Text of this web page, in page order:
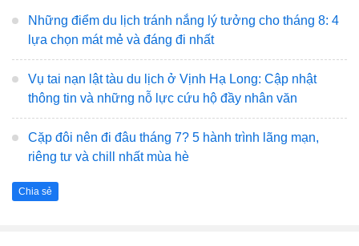
Những điểm du lịch tránh nắng lý tưởng cho tháng 8: 4
lựa chọn mát mẻ và đáng đi nhất
Vụ tai nạn lật tàu du lịch ở Vịnh Hạ Long: Cập nhật
thông tin và những nỗ lực cứu hộ đầy nhân văn
Cặp đôi nên đi đâu tháng 7? 5 hành trình lãng mạn,
riêng tư và chill nhất mùa hè
Chia sẻ